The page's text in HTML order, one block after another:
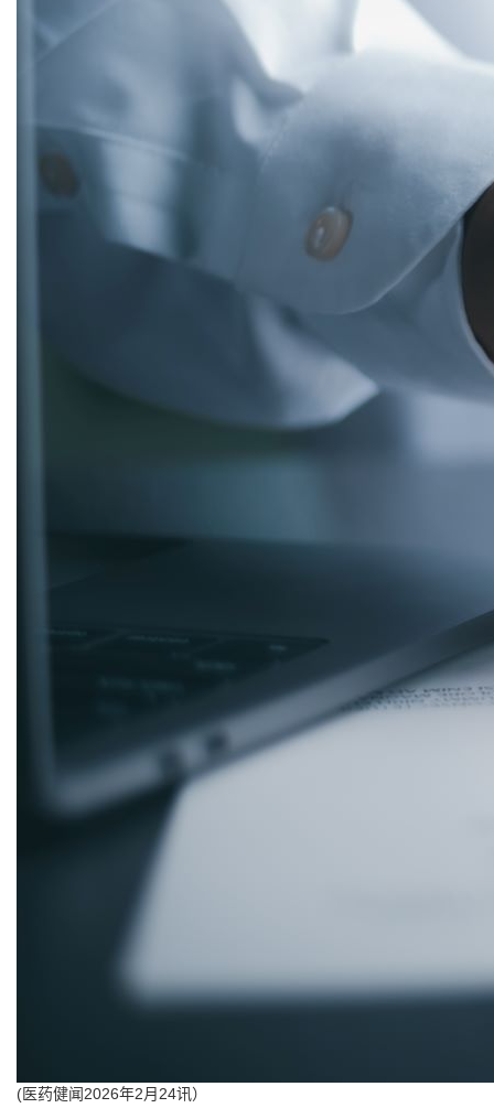
(医药健闻2026年2月24讯）